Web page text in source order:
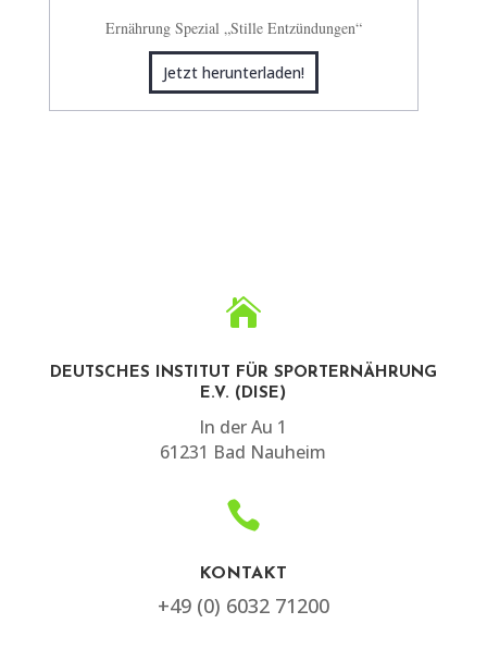
Ernährung Spezial „Stille Entzündungen“
Jetzt herunterladen!

DEUTSCHES INSTITUT FÜR SPORTERNÄHRUNG
E.V. (DISE)
In der Au 1
61231 Bad Nauheim

KONTAKT
+49 (0) 6032 71200